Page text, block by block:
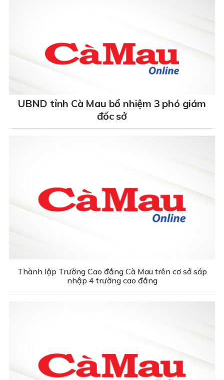
UBND tỉnh Cà Mau bổ nhiệm 3 phó giám
đốc sở
Thành lập Trường Cao đẳng Cà Mau trên cơ sở sáp
nhập 4 trường cao đẳng